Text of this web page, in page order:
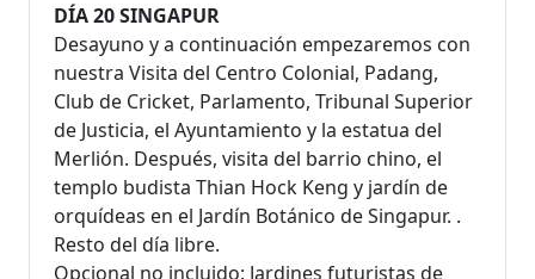
DÍA 20 SINGAPUR
Desayuno y a continuación empezaremos con
nuestra Visita del Centro Colonial, Padang,
Club de Cricket, Parlamento, Tribunal Superior
de Justicia, el Ayuntamiento y la estatua del
Merlión. Después, visita del barrio chino, el
templo budista Thian Hock Keng y jardín de
orquídeas en el Jardín Botánico de Singapur. .
Resto del día libre.
Opcional no incluido: Jardines futuristas de